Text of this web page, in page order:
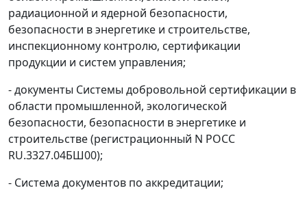
радиационной и ядерной безопасности,
безопасности в энергетике и строительстве,
инспекционному контролю, сертификации
продукции и систем управления;
- документы Системы добровольной сертификации в
области промышленной, экологической
безопасности, безопасности в энергетике и
строительстве (регистрационный N РОСС
RU.3327.04БШ00);
- Система документов по аккредитации;